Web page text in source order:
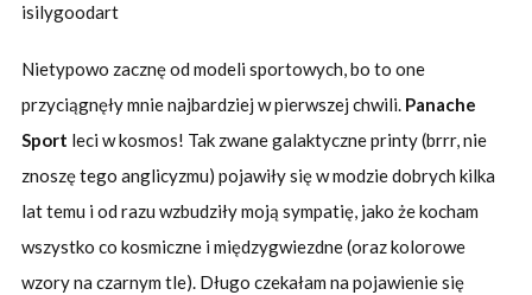
isilygoodart
Nietypowo zacznę od modeli sportowych, bo to one
przyciągnęły mnie najbardziej w pierwszej chwili. Panache
Sport leci w kosmos! Tak zwane galaktyczne printy (brrr, nie
znoszę tego anglicyzmu) pojawiły się w modzie dobrych kilka
lat temu i od razu wzbudziły moją sympatię, jako że kocham
wszystko co kosmiczne i międzygwiezdne (oraz kolorowe
wzory na czarnym tle). Długo czekałam na pojawienie się